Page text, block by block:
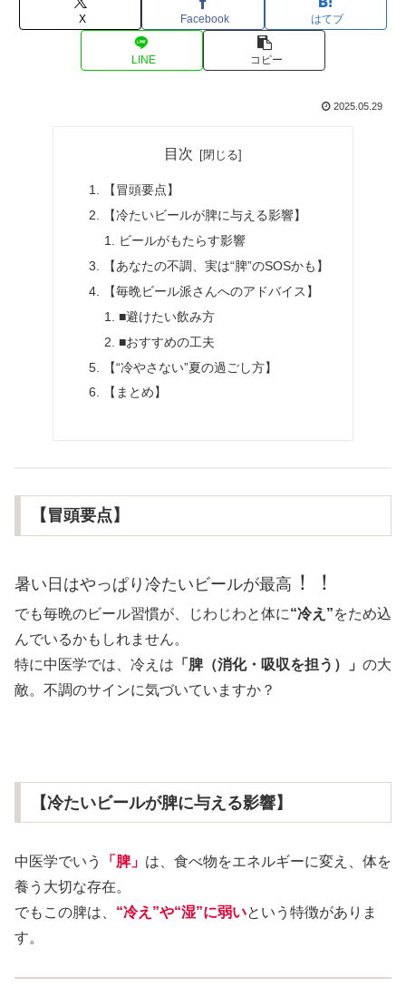
X Facebook はてブ
LINE コピー
2025.05.29
目次
【冒頭要点】
【冷たいビールが脾に与える影響】
ビールがもたらす影響
【あなたの不調、実は“脾”のSOSかも】
【毎晩ビール派さんへのアドバイス】
■避けたい飲み方
■おすすめの工夫
【“冷やさない”夏の過ごし方】
【まとめ】
【冒頭要点】
暑い日はやっぱり冷たいビールが最高 ！！
でも毎晩のビール習慣が、じわじわと体に“冷え”をため込
んでいるかもしれません。
特に中医学では、冷えは 「脾（消化・吸収を担う）」 の大
敵。不調のサインに気づいていますか？
【冷たいビールが脾に与える影響】
中医学でいう 「脾」 は、食べ物をエネルギーに変え、体を
養う大切な存在。
でもこの脾は、 “冷え”や“湿”に弱いという特徴がありま
す。